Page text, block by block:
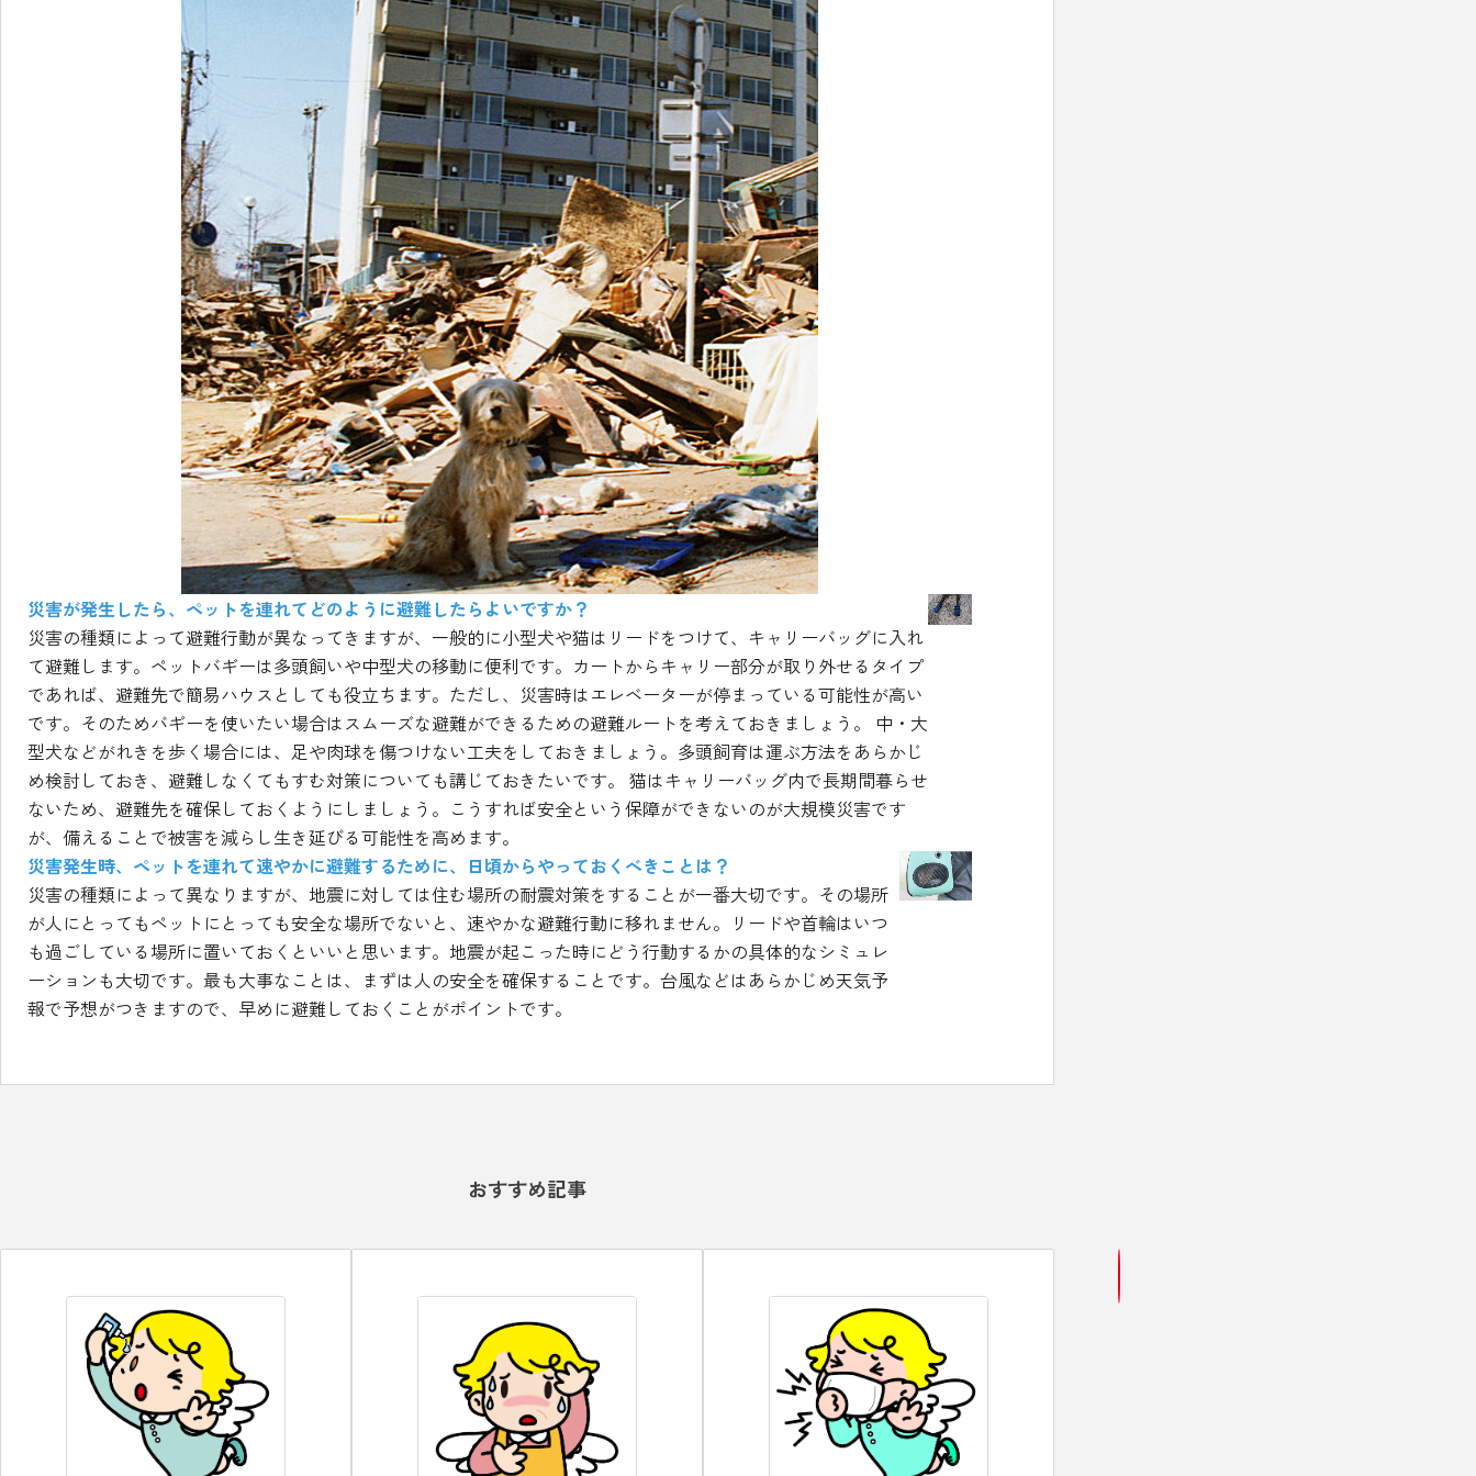
災害が発生したら、ペットを連れてどのように避難したらよいですか？
災害の種類によって避難行動が異なってきますが、一般的に小型犬や猫はリードをつけて、キャリーバッグに入れ
て避難します。ペットバギーは多頭飼いや中型犬の移動に便利です。カートからキャリー部分が取り外せるタイプ
であれば、避難先で簡易ハウスとしても役立ちます。ただし、災害時はエレベーターが停まっている可能性が高い
です。そのためバギーを使いたい場合はスムーズな避難ができるための避難ルートを考えておきましょう。 中・大
型犬などがれきを歩く場合には、足や肉球を傷つけない工夫をしておきましょう。多頭飼育は運ぶ方法をあらかじ
め検討しておき、避難しなくてもすむ対策についても講じておきたいです。 猫はキャリーバッグ内で長期間暮らせ
ないため、避難先を確保しておくようにしましょう。こうすれば安全という保障ができないのが大規模災害です
が、備えることで被害を減らし生き延びる可能性を高めます。
災害発生時、ペットを連れて速やかに避難するために、日頃からやっておくべきことは？
災害の種類によって異なりますが、地震に対しては住む場所の耐震対策をすることが一番大切です。その場所
が人にとってもペットにとっても安全な場所でないと、速やかな避難行動に移れません。リードや首輪はいつ
も過ごしている場所に置いておくといいと思います。地震が起こった時にどう行動するかの具体的なシミュレ
ーションも大切です。最も大事なことは、まずは人の安全を確保することです。台風などはあらかじめ天気予
報で予想がつきますので、早めに避難しておくことがポイントです。
おすすめ記事